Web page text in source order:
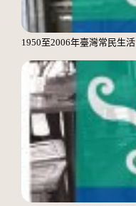
1950至2006年臺灣常民生活